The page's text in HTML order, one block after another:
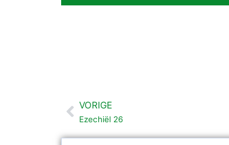
Vorige
VORIGE
Ezechiël 26